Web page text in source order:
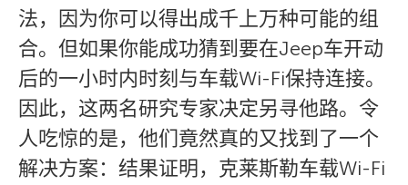
法，因为你可以得出成千上万种可能的组
合。但如果你能成功猜到要在Jeep车开动
后的一小时内时刻与车载Wi-Fi保持连接。
因此，这两名研究专家决定另寻他路。令
人吃惊的是，他们竟然真的又找到了一个
解决方案：结果证明，克莱斯勒车载Wi-Fi